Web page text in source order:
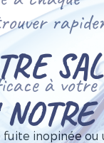
à votre
fuite inopinée ou